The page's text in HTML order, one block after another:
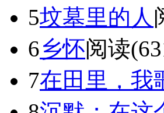
5坟墓里的人
6乡怀阅读
7在田里，我